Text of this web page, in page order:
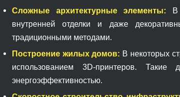
Сложные архитектурные элементы: В
внутренней отделки и даже
традиционными методами.
Построение жилых домов: В некоторых
использованием 3D-принтеров.
энергоэффективностью.